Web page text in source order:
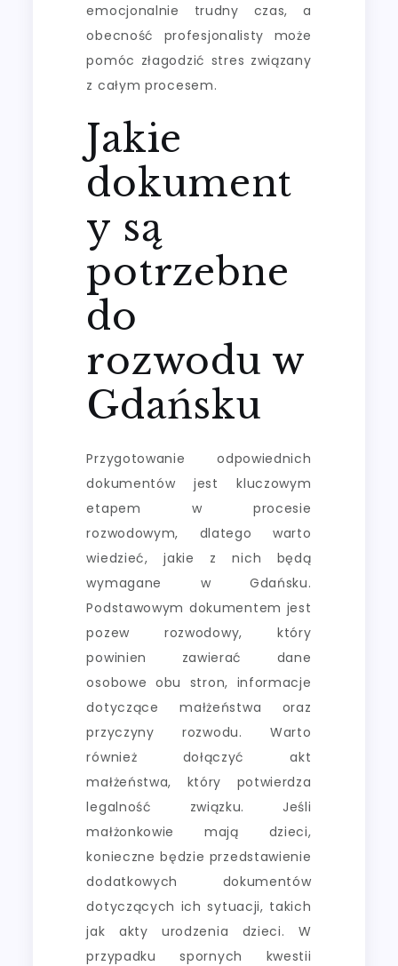
emocjonalnie trudny czas, a
obecność profesjonalisty może
pomóc złagodzić stres związany
z całym procesem.
Jakie
dokument
y są
potrzebne
do
rozwodu w
Gdańsku
Przygotowanie odpowiednich
dokumentów jest kluczowym
etapem w procesie
rozwodowym, dlatego warto
wiedzieć, jakie z nich będą
wymagane w Gdańsku.
Podstawowym dokumentem jest
pozew rozwodowy, który
powinien zawierać dane
osobowe obu stron, informacje
dotyczące małżeństwa oraz
przyczyny rozwodu. Warto
również dołączyć akt
małżeństwa, który potwierdza
legalność związku. Jeśli
małżonkowie mają dzieci,
konieczne będzie przedstawienie
dodatkowych dokumentów
dotyczących ich sytuacji, takich
jak akty urodzenia dzieci. W
przypadku spornych kwestii